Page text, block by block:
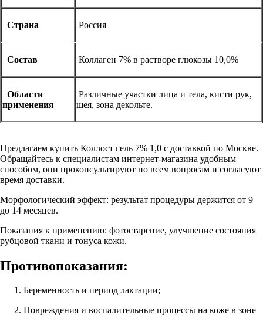
Страна Россия
Состав Коллаген 7% в растворе глюкозы 10,0%
Области
применения
Различные участки лица и тела, кисти рук,
шея, зона декольте.
Предлагаем купить Коллост гель 7% 1,0 с доставкой по Москве.
Обращайтесь к специалистам интернет-магазина удобным
способом, они проконсультируют по всем вопросам и согласуют
время доставки.
Морфологический эффект: результат процедуры держится от 9
до 14 месяцев.
Показания к применению: фотостарение, улучшение состояния
рубцовой ткани и тонуса кожи.
Противопоказания:
Беременность и период лактации;
Повреждения и воспалительные процессы на коже в зоне